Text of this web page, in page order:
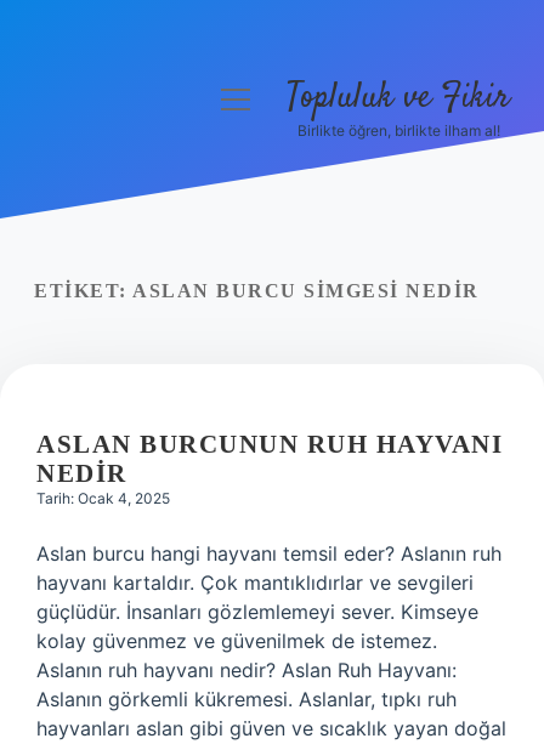
Yasal Uyarı
menüyüTopluluk ve Fikir
Birlikte öğren, birlikte ilham al!
ETIKET: ASLAN BURCU SIMGESI NEDIR
ASLAN BURCUNUN RUH HAYVANI
NEDIR
Tarih: Ocak 4, 2025
Aslan burcu hangi hayvanı temsil eder? Aslanın ruh
hayvanı kartaldır. Çok mantıklıdırlar ve sevgileri
güçlüdür. İnsanları gözlemlemeyi sever. Kimseye
kolay güvenmez ve güvenilmek de istemez.
Aslanın ruh hayvanı nedir? Aslan Ruh Hayvanı:
Aslanın görkemli kükremesi. Aslanlar, tıpkı ruh
hayvanları aslan gibi güven ve sıcaklık yayan doğal